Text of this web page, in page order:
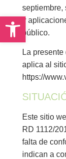
Abrir
septiembre,
y
público.
La
aplica al
https://
Este sitio
RD 1112/
falta de
indican a